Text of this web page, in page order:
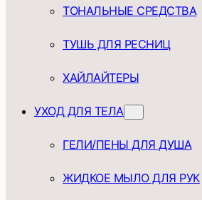
ТОНАЛЬНЫЕ СРЕДСТВА
ТУШЬ ДЛЯ РЕСНИЦ
ХАЙЛАЙТЕРЫ
УХОД ДЛЯ ТЕЛА
ГЕЛИ/ПЕНЫ ДЛЯ ДУША
ЖИДКОЕ МЫЛО ДЛЯ РУК